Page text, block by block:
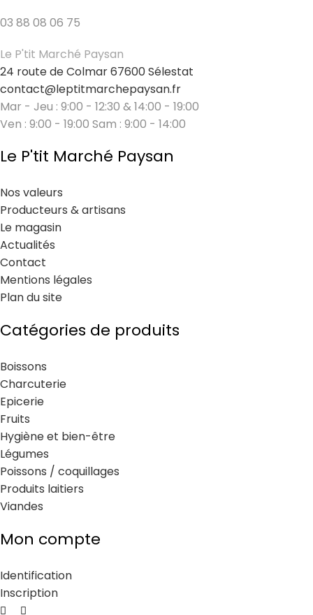
03 88 08 06 75
Le P'tit Marché Paysan
24 route de Colmar 67600 Sélestat
contact@leptitmarchepaysan.fr
Mar - Jeu : 9:00 - 12:30 & 14:00 - 19:00
Ven : 9:00 - 19:00 Sam : 9:00 - 14:00
Le P'tit Marché Paysan
Nos valeurs
Producteurs & artisans
Le magasin
Actualités
Contact
Mentions légales
Plan du site
Catégories de produits
Boissons
Charcuterie
Epicerie
Fruits
Hygiène et bien-être
Légumes
Poissons / coquillages
Produits laitiers
Viandes
Mon compte
Identification
Inscription